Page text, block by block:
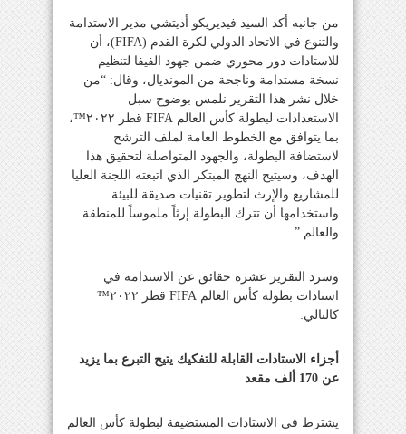
من جانبه أكد السيد فيديريكو أديتشي مدير الاستدامة
والتنوع في الاتحاد الدولي لكرة القدم (FIFA)، أن
للاستادات دور محوري ضمن جهود الفيفا لتنظيم
نسخة مستدامة وناجحة من المونديال، وقال: “من
خلال نشر هذا التقرير نلمس بوضوح سبل
الاستعدادات لبطولة كأس العالم FIFA قطر ٢٠٢٢™️،
بما يتوافق مع الخطوط العامة لملف الترشح
لاستضافة البطولة، والجهود المتواصلة لتحقيق هذا
الهدف، وسيتيح النهج المبتكر الذي اتبعته اللجنة العليا
للمشاريع والإرث لتطوير تقنيات صديقة للبيئة
واستخدامها أن تترك البطولة إرثاً ملموساً للمنطقة
والعالم.”
وسرد التقرير عشرة حقائق عن الاستدامة في
استادات بطولة كأس العالم FIFA قطر ٢٠٢٢™️
كالتالي:
أجزاء الاستادات القابلة للتفكيك يتيح التبرع بما يزيد
عن 170 ألف مقعد
يشترط في الاستادات المستضيفة لبطولة كأس العالم